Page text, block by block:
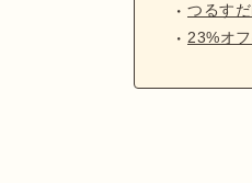
つるす
23%オ